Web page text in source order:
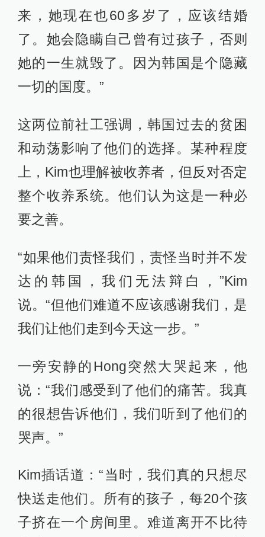
来，她现在也60多岁了，应该结婚
了。她会隐瞒自己曾有过孩子，否则
她的一生就毁了。因为韩国是个隐藏
一切的国度。”
这两位前社工强调，韩国过去的贫困
和动荡影响了他们的选择。某种程度
上，Kim也理解被收养者，但反对否定
整个收养系统。他们认为这是一种必
要之善。
“如果他们责怪我们，责怪当时并不发
达的韩国，我们无法辩白，”Kim
说。“但他们难道不应该感谢我们，是
我们让他们走到今天这一步。”
一旁安静的Hong突然大哭起来，他
说：“我们感受到了他们的痛苦。我真
的很想告诉他们，我们听到了他们的
哭声。”
Kim插话道：“当时，我们真的只想尽
快送走他们。所有的孩子，每20个孩
子挤在一个房间里。难道离开不比待